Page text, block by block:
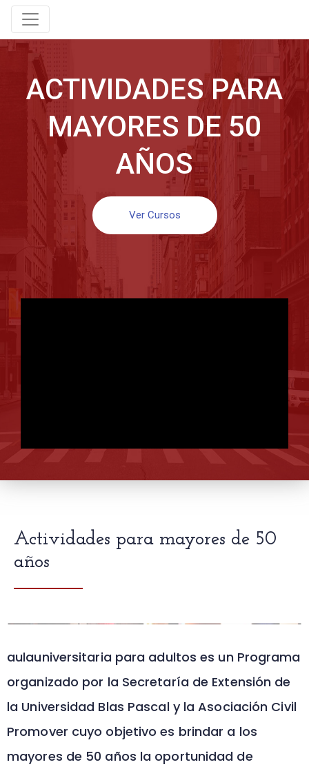
ACTIVIDADES PARA
MAYORES DE 50
AÑOS
Ver Cursos
Actividades para mayores de 50
años
aulauniversitaria para adultos es un Programa
organizado por la Secretaría de Extensión de
la Universidad Blas Pascal y la Asociación Civil
Promover cuyo objetivo es brindar a los
mayores de 50 años la oportunidad de